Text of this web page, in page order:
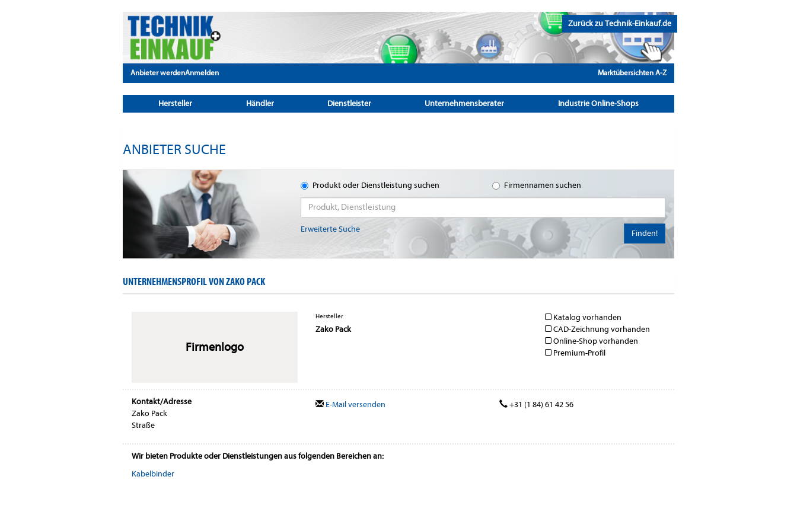
Zurück zu Technik-Einkauf.de
Anbieter werdenAnmelden Marktübersichten A-Z
Hersteller Händler Dienstleister Unternehmensberater Industrie Online-Shops
ANBIETER SUCHE
Produkt oder Dienstleistung suchen Firmennamen suchen
Erweiterte Suche Finden!
UNTERNEHMENSPROFIL VON ZAKO PACK
Firmenlogo
Hersteller
Zako Pack
Katalog vorhanden
CAD-Zeichnung vorhanden
Online-Shop vorhanden
Premium-Profil
Kontakt/Adresse
Zako Pack
Straße
E-Mail versenden +31 (1 84) 61 42 56
Wir bieten Produkte oder Dienstleistungen aus folgenden Bereichen an:
Kabelbinder